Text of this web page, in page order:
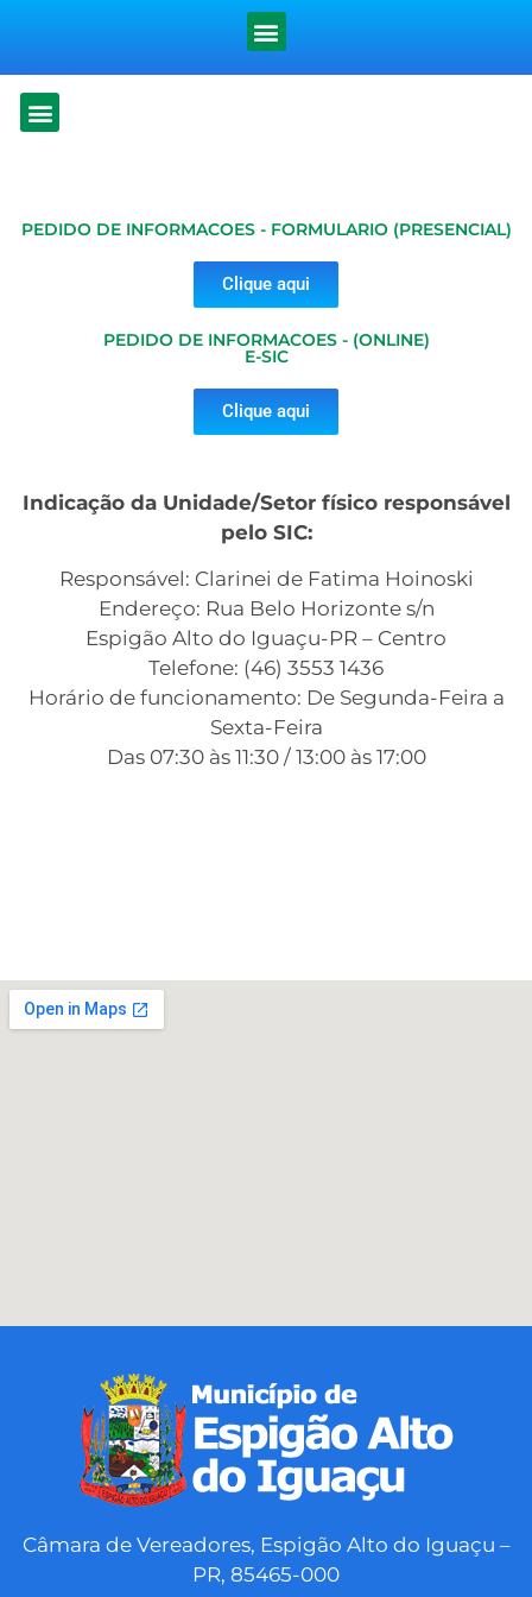
PEDIDO DE INFORMACOES - FORMULARIO (PRESENCIAL)
Clique aqui
PEDIDO DE INFORMACOES - (ONLINE)
E-SIC
Clique aqui
Indicação da Unidade/Setor físico responsável
pelo SIC:
Responsável: Clarinei de Fatima Hoinoski
Endereço: Rua Belo Horizonte s/n
Espigão Alto do Iguaçu-PR – Centro
Telefone: (46) 3553 1436
Horário de funcionamento: De Segunda-Feira a
Sexta-Feira
Das 07:30 às 11:30 / 13:00 às 17:00
Câmara de Vereadores, Espigão Alto do Iguaçu –
PR, 85465-000